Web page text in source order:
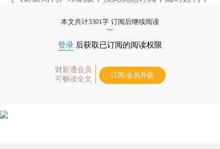
本文共计3301字 订阅后继续阅读
登录 后获取已订阅的阅读权限
财新通会员
可畅读全文
订阅/会员升级